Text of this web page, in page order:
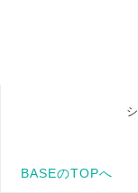
BASEのTOPへ